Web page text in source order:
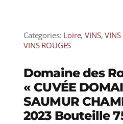
Categories: Loire,VINS,
VINS ROUGES
Domaine des
« CUVÉE
SAUMUR
2023 Bouteille